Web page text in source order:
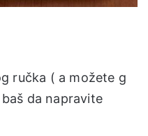
ručka ( a možete g
da napravite